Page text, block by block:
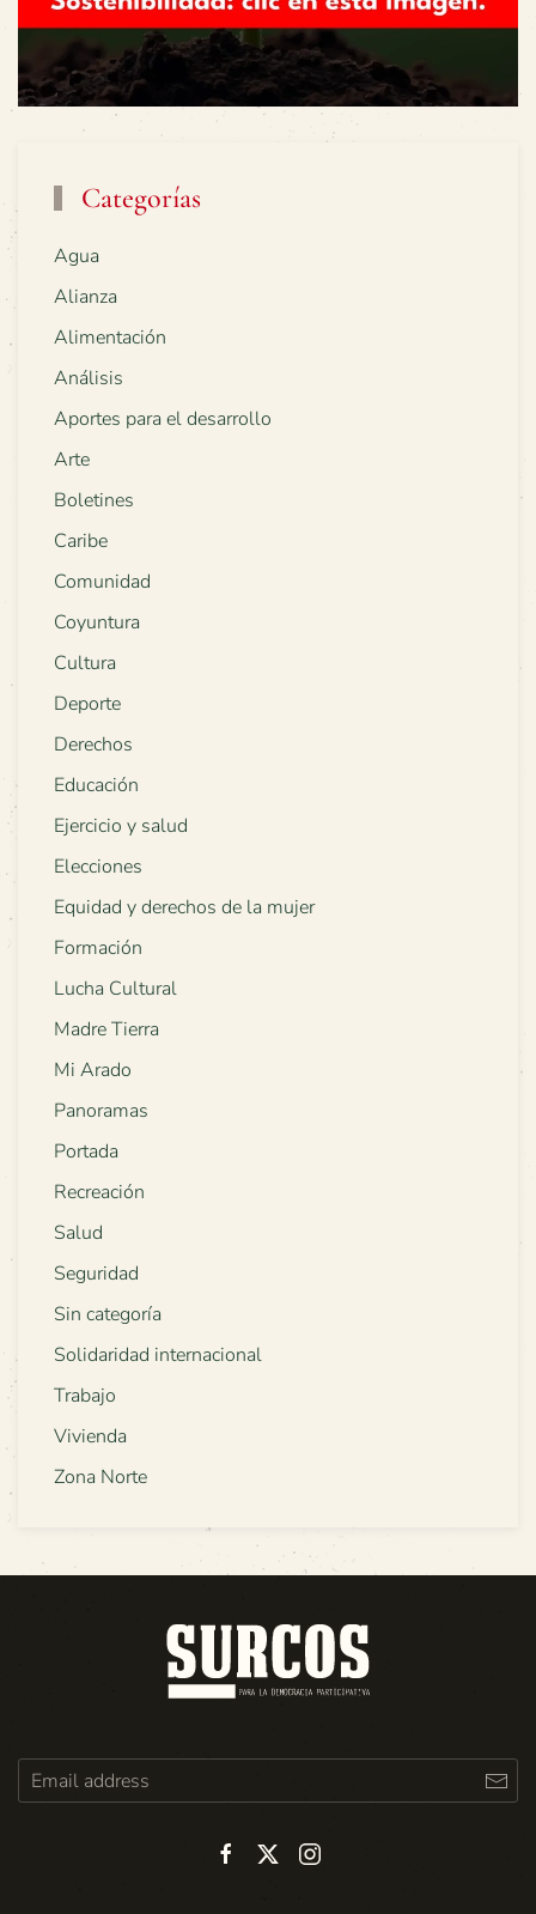
Categorías
Agua
Alianza
Alimentación
Análisis
Aportes para el desarrollo
Arte
Boletines
Caribe
Comunidad
Coyuntura
Cultura
Deporte
Derechos
Educación
Ejercicio y salud
Elecciones
Equidad y derechos de la mujer
Formación
Lucha Cultural
Madre Tierra
Mi Arado
Panoramas
Portada
Recreación
Salud
Seguridad
Sin categoría
Solidaridad internacional
Trabajo
Vivienda
Zona Norte